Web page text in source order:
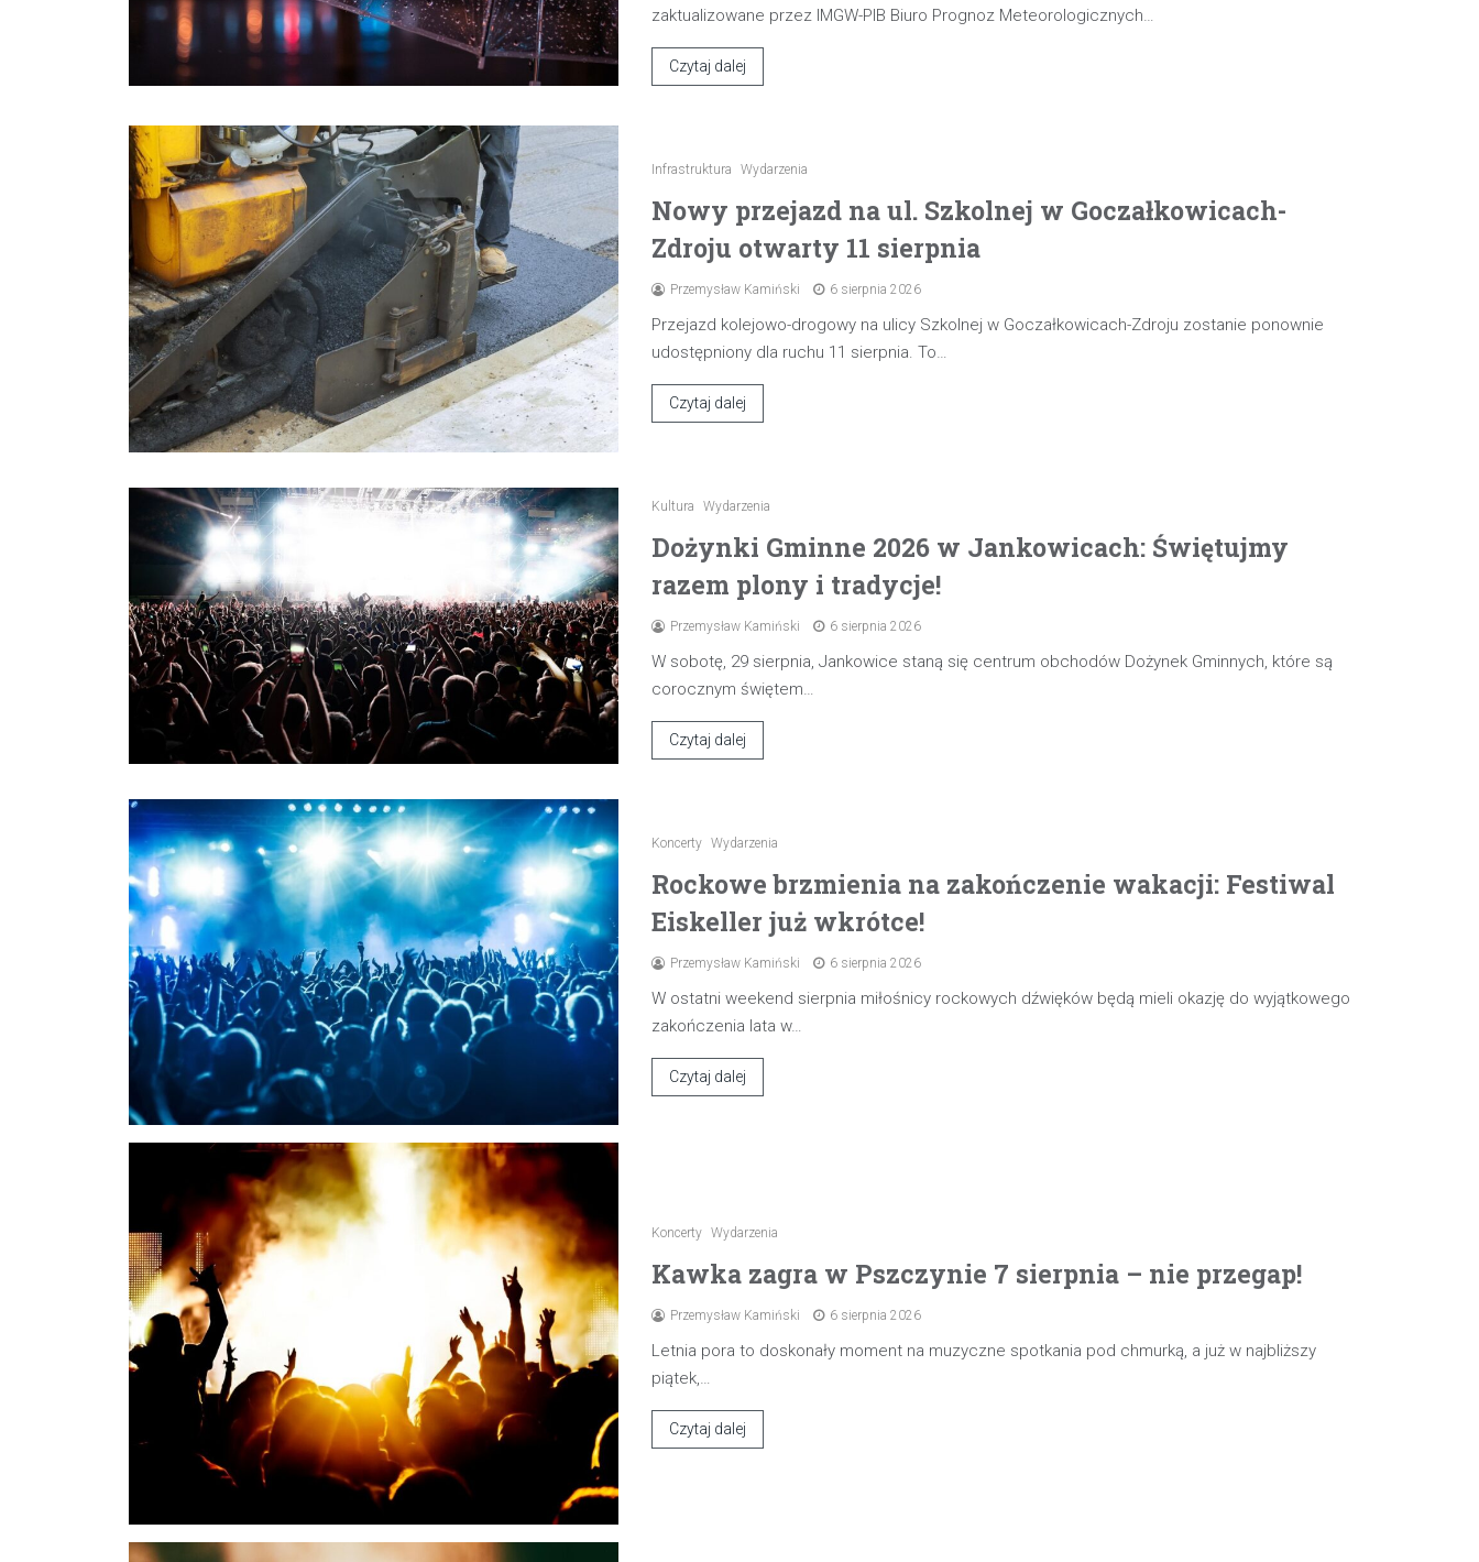
zaktualizowane przez IMGW-PIB Biuro Prognoz Meteorologicznych…
Czytaj dalej
Infrastruktura Wydarzenia
Nowy przejazd na ul. Szkolnej w Goczałkowicach-
Zdroju otwarty 11 sierpnia
Przemysław Kamiński 6 sierpnia 2026
Przejazd kolejowo-drogowy na ulicy Szkolnej w Goczałkowicach-Zdroju zostanie ponownie
udostępniony dla ruchu 11 sierpnia. To…
Czytaj dalej
Kultura Wydarzenia
Dożynki Gminne 2026 w Jankowicach: Świętujmy
razem plony i tradycje!
Przemysław Kamiński 6 sierpnia 2026
W sobotę, 29 sierpnia, Jankowice staną się centrum obchodów Dożynek Gminnych, które są
corocznym świętem…
Czytaj dalej
Koncerty Wydarzenia
Rockowe brzmienia na zakończenie wakacji: Festiwal
Eiskeller już wkrótce!
Przemysław Kamiński 6 sierpnia 2026
W ostatni weekend sierpnia miłośnicy rockowych dźwięków będą mieli okazję do wyjątkowego
zakończenia lata w…
Czytaj dalej
Koncerty Wydarzenia
Kawka zagra w Pszczynie 7 sierpnia – nie przegap!
Przemysław Kamiński 6 sierpnia 2026
Letnia pora to doskonały moment na muzyczne spotkania pod chmurką, a już w najbliższy
piątek,…
Czytaj dalej